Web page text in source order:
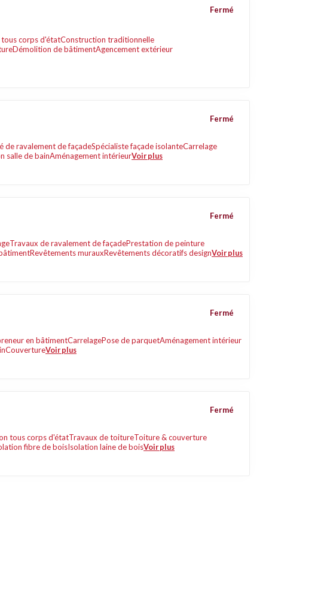
corps d'étatConstruction traditionnelle
Démolition de bâtimentAgencement extérieur
Fermé
de ravalement de façadeSpécialiste façade isolanteCarrelage
salle de bainAménagement intérieurVoir plus
Fermé
Travaux de ravalement de façadePrestation de peinture
Revêtements murauxRevêtements décoratifs designVoir plus
Fermé
en bâtimentCarrelagePose de parquetAménagement intérieur
CouvertureVoir plus
Fermé
tous corps d'étatTravaux de toitureToiture & couverture
fibre de boisIsolation laine de boisVoir plus
Fermé